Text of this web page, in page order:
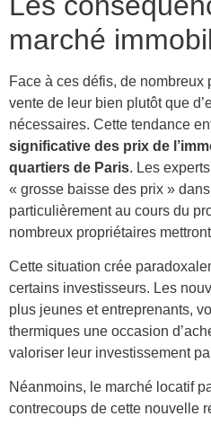
marché
Face à ces défis, de nombreux
vente de leur bien plutôt que
nécessaires. Cette tendance
significative des prix de
quartiers de Paris. Les
« grosse baisse des prix »
particulièrement au cours du
nombreux propriétaires
Cette situation crée
certains investisseurs. Les
plus jeunes et entreprenants,
thermiques une occasion
valoriser leur investissement
Néanmoins, le marché locatif
contrecoups de cette nouvelle